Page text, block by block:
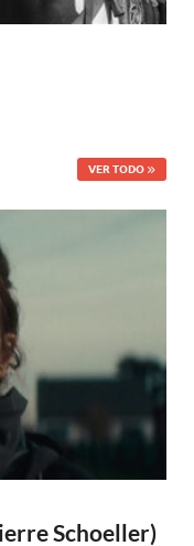
VER TODO
Schoeller)